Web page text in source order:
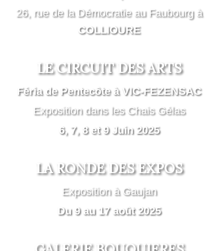
26, rue de la Démocratie au Faubourg à
COLLIOURE
LE CIRCUIT DES ARTS
Féria de Pentecôte à VIC-FEZENSAC
Exposition dans les Chais Gélas
6, 7, 8 et 9 Juin 2025
LA RONDE DES EXPOS
Exposition à Gaujan
Du 9 au 17 août 2025